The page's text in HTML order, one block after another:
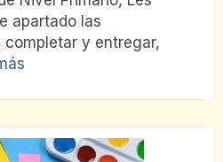
apartado las
completar y entregar,